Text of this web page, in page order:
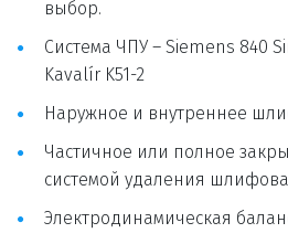
выбор.
Система ЧПУ – Siemens 840
Kavalír K51-2
Наружное и внутреннее
Частичное или полное
системой удаления
Электродинамическая